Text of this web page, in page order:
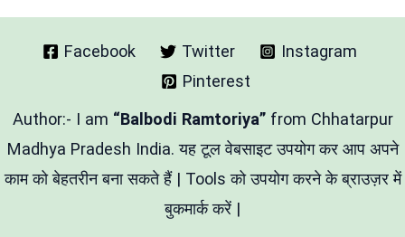
Facebook Twitter
Instagram
Pinterest
Author:- I am “Balbodi Ramtoriya” from Chhatarpur
Madhya Pradesh India. यह टूल वेबसाइट उपयोग कर आप अपने
काम को बेहतरीन बना सकते हैं | Tools को उपयोग करने के ब्राउज़र में
बुकमार्क करें |